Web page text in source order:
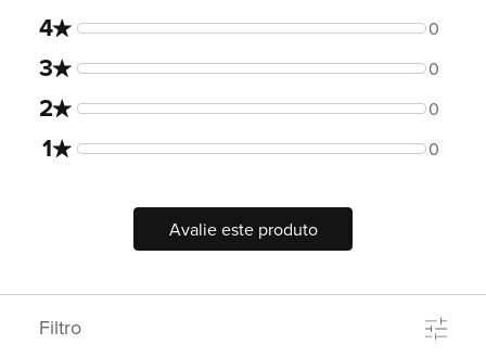
1 0
2 0
3 0
4 0
Avalie este produto
Filtro